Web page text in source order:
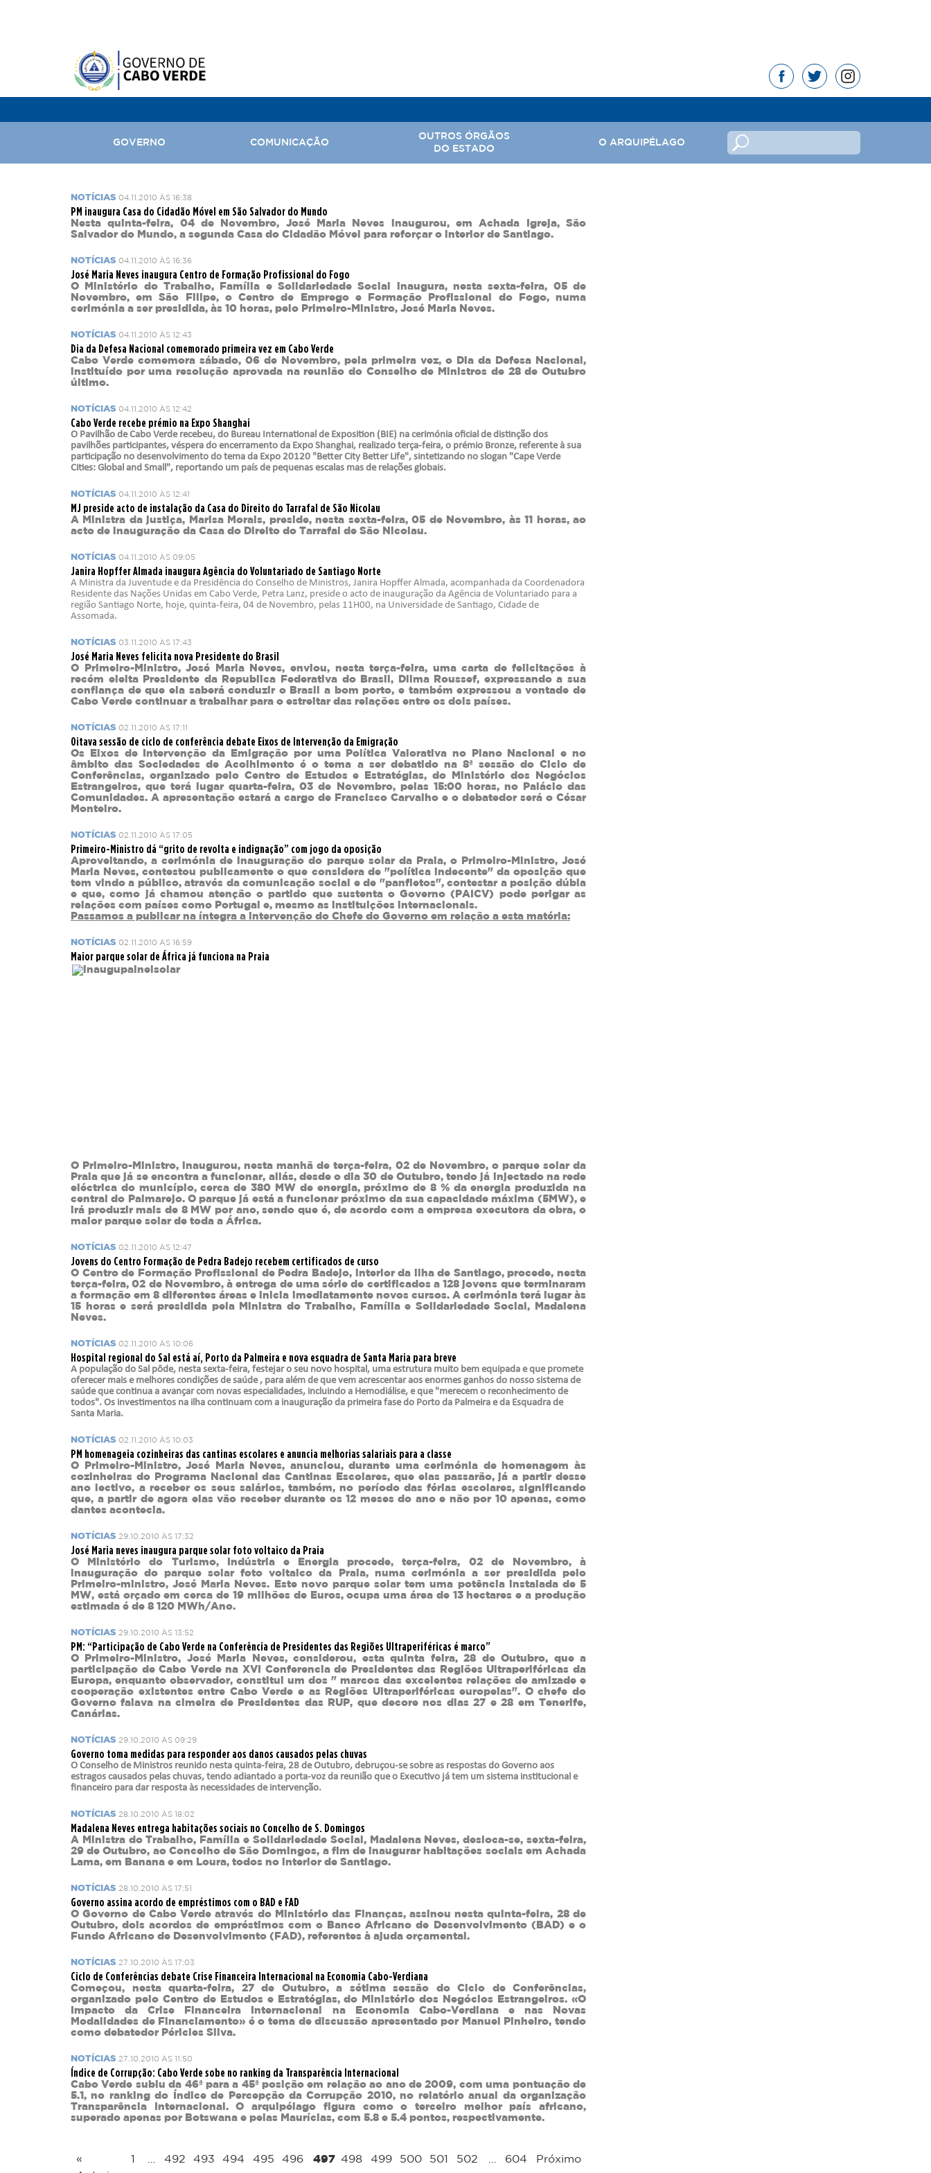
GOVERNO
Ministro da Justiça, Presidência do Conselho de Ministros, Assuntos Parlamentares e Comunicação Social
Ministro da Administração Interna
Ministro dos Negócios Estrangeiros, Comunidades e Defesa Nacional
Ministro das Infraestruturas, Habitação e Ordenamento do Território
Ministro dos Transportes e Mar
Ministra da Família, Inclusão, Desenvolvimento Social e Trabalho
Ministro da Economia, Comércio, Industria e Transição Digital
Ministro da Educação, Formação Profissional, Ensino Superior, Ciência e Inovação
Ministra da Agricultura, Desenvolvimento Rural e Pescas
Ministro da Cultura, Industrias Criativas, Juventude e Desporto
Ministro do Ambiente, Ação Climática e Energia
Ministro da Coordenação de Projetos Especiais e Acesso a Fundos
Secretária de Estado das Finanças
Secretário de Estado da Saúde
Secretário de Estado do Turismo
COMUNICAÇÃO
OUTROS ÓRGÃOS
DO ESTADO
O ARQUIPÉLAGO
NOTÍCIAS 04.11.2010 ÀS 16:38
PM inaugura Casa do Cidadão Móvel em São Salvador do Mundo
Nesta quinta-feira, 04 de Novembro, José Maria Neves inaugurou, em Achada Igreja, São
Salvador do Mundo, a segunda Casa do Cidadão Móvel para reforçar o interior de Santiago.
NOTÍCIAS 04.11.2010 ÀS 16:36
José Maria Neves inaugura Centro de Formação Profissional do Fogo
O Ministério do Trabalho, Família e Solidariedade Social inaugura, nesta sexta-feira, 05 de
Novembro, em São Filipe, o Centro de Emprego e Formação Profissional do Fogo, numa
cerimónia a ser presidida, às 10 horas, pelo Primeiro-Ministro, José Maria Neves.
NOTÍCIAS 04.11.2010 ÀS 12:43
Dia da Defesa Nacional comemorado primeira vez em Cabo Verde
Cabo Verde comemora sábado, 06 de Novembro, pela primeira vez, o Dia da Defesa Nacional,
instituído por uma resolução aprovada na reunião do Conselho de Ministros de 28 de Outubro
último.
NOTÍCIAS 04.11.2010 ÀS 12:42
Cabo Verde recebe prémio na Expo Shanghai
O Pavilhão de Cabo Verde recebeu, do Bureau International de Exposition (BIE) na cerimónia oficial de distinção dos
pavilhões participantes, véspera do encerramento da Expo Shanghai, realizado terça-feira, o prémio Bronze, referente à sua
participação no desenvolvimento do tema da Expo 20120 "Better City Better Life", sintetizando no slogan "Cape Verde
Cities: Global and Small", reportando um país de pequenas escalas mas de relações globais.
NOTÍCIAS 04.11.2010 ÀS 12:41
MJ preside acto de instalação da Casa do Direito do Tarrafal de São Nicolau
A Ministra da justiça, Marisa Morais, preside, nesta sexta-feira, 05 de Novembro, às 11 horas, ao
acto de inauguração da Casa do Direito do Tarrafal de São Nicolau.
NOTÍCIAS 04.11.2010 ÀS 09:05
Janira Hopffer Almada inaugura Agência do Voluntariado de Santiago Norte
A Ministra da Juventude e da Presidência do Conselho de Ministros, Janira Hopffer Almada, acompanhada da Coordenadora
Residente das Nações Unidas em Cabo Verde, Petra Lanz, preside o acto de inauguração da Agência de Voluntariado para a
região Santiago Norte, hoje, quinta-feira, 04 de Novembro, pelas 11H00, na Universidade de Santiago, Cidade de
Assomada.
NOTÍCIAS 03.11.2010 ÀS 17:43
José Maria Neves felicita nova Presidente do Brasil
O Primeiro-Ministro, José Maria Neves, enviou, nesta terça-feira, uma carta de felicitações à
recém eleita Presidente da Republica Federativa do Brasil, Dilma Roussef, expressando a sua
confiança de que ela saberá conduzir o Brasil a bom porto, e também expressou a vontade de
Cabo Verde continuar a trabalhar para o estreitar das relações entre os dois países.
NOTÍCIAS 02.11.2010 ÀS 17:11
Oitava sessão de ciclo de conferência debate Eixos de Intervenção da Emigração
Os Eixos de Intervenção da Emigração por uma Política Valorativa no Plano Nacional e no
âmbito das Sociedades de Acolhimento é o tema a ser debatido na 8ª sessão do Ciclo de
Conferências, organizado pelo Centro de Estudos e Estratégias, do Ministério dos Negócios
Estrangeiros, que terá lugar quarta-feira, 03 de Novembro, pelas 15:00 horas, no Palácio das
Comunidades. A apresentação estará a cargo de Francisco Carvalho e o debatedor será o César
Monteiro.
NOTÍCIAS 02.11.2010 ÀS 17:05
Primeiro-Ministro dá “grito de revolta e indignação” com jogo da oposição
Aproveitando, a cerimónia de inauguração do parque solar da Praia, o Primeiro-Ministro, José
Maria Neves, contestou publicamente o que considera de "política indecente" da oposição que
tem vindo a público, através da comunicação social e de "panfletos", contestar a posição dúbia
e que, como já chamou atenção o partido que sustenta o Governo (PAICV) pode perigar as
relações com países como Portugal e, mesmo as instituições internacionais.
Passamos a publicar na íntegra a intervenção do Chefe do Governo em relação a esta matéria:
NOTÍCIAS 02.11.2010 ÀS 16:59
Maior parque solar de África já funciona na Praia
O Primeiro-Ministro, inaugurou, nesta manhã de terça-feira, 02 de Novembro, o parque solar da
Praia que já se encontra a funcionar, aliás, desde o dia 30 de Outubro, tendo já injectado na rede
eléctrica do município, cerca de 380 MW de energia, próximo de 8 % da energia produzida na
central do Palmarejo. O parque já está a funcionar próximo da sua capacidade máxima (5MW), e
irá produzir mais de 8 MW por ano, sendo que é, de acordo com a empresa executora da obra, o
maior parque solar de toda a África.
NOTÍCIAS 02.11.2010 ÀS 12:47
Jovens do Centro Formação de Pedra Badejo recebem certificados de curso
O Centro de Formação Profissional de Pedra Badejo, interior da ilha de Santiago, procede, nesta
terça-feira, 02 de Novembro, à entrega de uma série de certificados a 128 jovens que terminaram
a formação em 8 diferentes áreas e inicia imediatamente novos cursos. A cerimónia terá lugar às
15 horas e será presidida pela Ministra do Trabalho, Família e Solidariedade Social, Madalena
Neves.
NOTÍCIAS 02.11.2010 ÀS 10:06
Hospital regional do Sal está aí, Porto da Palmeira e nova esquadra de Santa Maria para breve
A população do Sal pôde, nesta sexta-feira, festejar o seu novo hospital, uma estrutura muito bem equipada e que promete
oferecer mais e melhores condições de saúde , para além de que vem acrescentar aos enormes ganhos do nosso sistema de
saúde que continua a avançar com novas especialidades, incluindo a Hemodiálise, e que "merecem o reconhecimento de
todos". Os investimentos na ilha continuam com a inauguração da primeira fase do Porto da Palmeira e da Esquadra de
Santa Maria.
NOTÍCIAS 02.11.2010 ÀS 10:03
PM homenageia cozinheiras das cantinas escolares e anuncia melhorias salariais para a classe
O Primeiro-Ministro, José Maria Neves, anunciou, durante uma cerimónia de homenagem às
cozinheiras do Programa Nacional das Cantinas Escolares, que elas passarão, já a partir desse
ano lectivo, a receber os seus salários, também, no período das férias escolares, significando
que, a partir de agora elas vão receber durante os 12 meses do ano e não por 10 apenas, como
dantes acontecia.
NOTÍCIAS 29.10.2010 ÀS 17:32
José Maria neves inaugura parque solar foto voltaico da Praia
O Ministério do Turismo, Indústria e Energia procede, terça-feira, 02 de Novembro, à
inauguração do parque solar foto voltaico da Praia, numa cerimónia a ser presidida pelo
Primeiro-ministro, José Maria Neves. Este novo parque solar tem uma potência instalada de 5
MW, está orçado em cerca de 19 milhões de Euros, ocupa uma área de 13 hectares e a produção
estimada é de 8 120 MWh/Ano.
NOTÍCIAS 29.10.2010 ÀS 13:52
PM: “Participação de Cabo Verde na Conferência de Presidentes das Regiões Ultraperiféricas é marco”
O Primeiro-Ministro, José Maria Neves, considerou, esta quinta feira, 28 de Outubro, que a
participação de Cabo Verde na XVI Conferencia de Presidentes das Regiões Ultraperiféricas da
Europa, enquanto observador, constitui um dos " marcos das excelentes relações de amizade e
cooperação existentes entre Cabo Verde e as Regiões Ultraperiféricas europeias". O chefe do
Governo falava na cimeira de Presidentes das RUP, que decore nos dias 27 e 28 em Tenerife,
Canárias.
NOTÍCIAS 29.10.2010 ÀS 09:29
Governo toma medidas para responder aos danos causados pelas chuvas
O Conselho de Ministros reunido nesta quinta-feira, 28 de Outubro, debruçou-se sobre as respostas do Governo aos
estragos causados pelas chuvas, tendo adiantado a porta-voz da reunião que o Executivo já tem um sistema institucional e
financeiro para dar resposta às necessidades de intervenção.
NOTÍCIAS 28.10.2010 ÀS 18:02
Madalena Neves entrega habitações sociais no Concelho de S. Domingos
A Ministra do Trabalho, Família e Solidariedade Social, Madalena Neves, desloca-se, sexta-feira,
29 de Outubro, ao Concelho de São Domingos, a fim de inaugurar habitações sociais em Achada
Lama, em Banana e em Loura, todos no interior de Santiago.
NOTÍCIAS 28.10.2010 ÀS 17:51
Governo assina acordo de empréstimos com o BAD e FAD
O Governo de Cabo Verde através do Ministério das Finanças, assinou nesta quinta-feira, 28 de
Outubro, dois acordos de empréstimos com o Banco Africano de Desenvolvimento (BAD) e o
Fundo Africano de Desenvolvimento (FAD), referentes à ajuda orçamental.
NOTÍCIAS 27.10.2010 ÀS 17:03
Ciclo de Conferências debate Crise Financeira Internacional na Economia Cabo-Verdiana
Começou, nesta quarta-feira, 27 de Outubro, a sétima sessão do Ciclo de Conferências,
organizado pelo Centro de Estudos e Estratégias, do Ministério dos Negócios Estrangeiros. «O
Impacto da Crise Financeira Internacional na Economia Cabo-Verdiana e nas Novas
Modalidades de Financiamento» é o tema de discussão apresentado por Manuel Pinheiro, tendo
como debatedor Péricles Silva.
NOTÍCIAS 27.10.2010 ÀS 11:50
Índice de Corrupção: Cabo Verde sobe no ranking da Transparência Internacional
Cabo Verde subiu da 46ª para a 45ª posição em relação ao ano de 2009, com uma pontuação de
5.1, no ranking do Índice de Percepção da Corrupção 2010, no relatório anual da organização
Transparência Internacional. O arquipélago figura como o terceiro melhor país africano,
superado apenas por Botswana e pelas Maurícias, com 5.8 e 5.4 pontos, respectivamente.
«
1 … 492 493 494 495 496 497 498 499 500 501 502 … 604
Próximo